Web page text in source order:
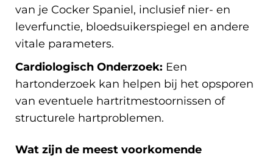
van je Cocker Spaniel, inclusief nier- en
leverfunctie, bloedsuikerspiegel en andere
vitale parameters.
Cardiologisch Onderzoek: Een
hartonderzoek kan helpen bij het opsporen
van eventuele hartritmestoornissen of
structurele hartproblemen.
Wat zijn de meest voorkomende